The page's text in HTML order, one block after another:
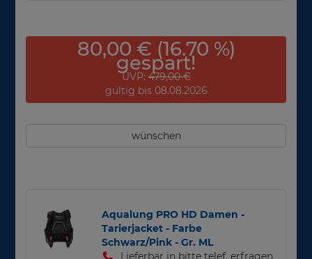
80,00 € (16.70 %)
gespart!
UVP:479,00 €
gültig bis 08.08.2026
wünschen
Aqualung PRO HD Damen -
Tarierjacket - Farbe
Schwarz/Pink - Gr. ML
Lieferbar in bitte telef. erfragen